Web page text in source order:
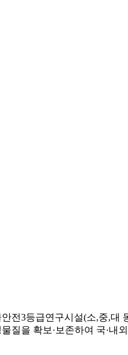
전3등급연구시설(소,중,대
을 확보·보존하여 국·내